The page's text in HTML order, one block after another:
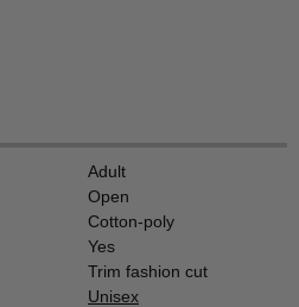
Adult
Open
Cotton-poly
Yes
Trim fashion cut
Unisex